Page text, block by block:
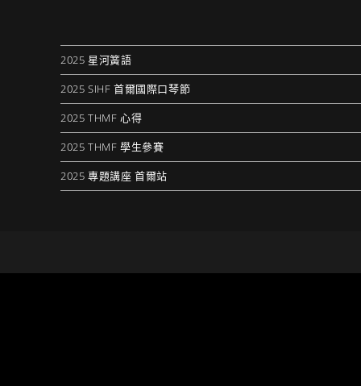
2025 星河簧語
2025 SIHF 首爾國際口琴節
2025 THMF 心得
2025 THMF 學生參賽
2025 專題講座 首爾站